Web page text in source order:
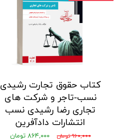
کتاب حقوق تجارت رشیدی
نسب-تاجر و شرکت های
تجاری رضا رشیدی نسب
انتشارات دادآفرین
۹۶۰,۰۰۰ تومان ۸۶۴,۰۰۰ تومان